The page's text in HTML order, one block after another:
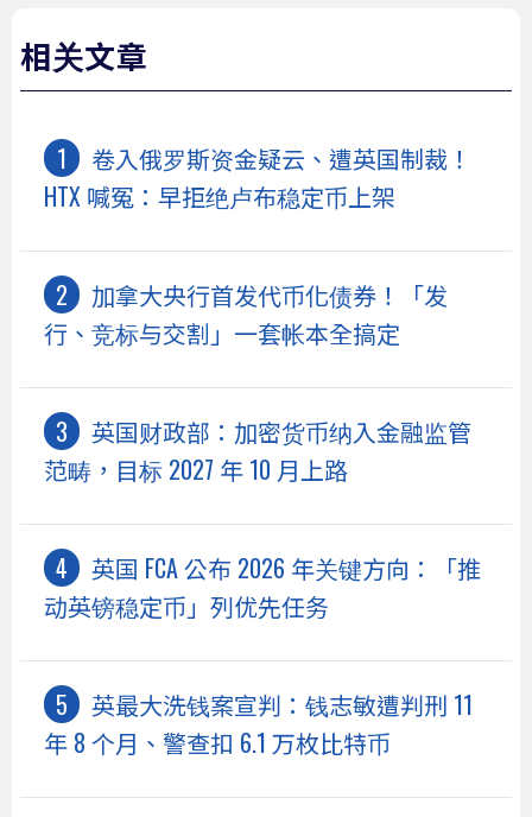
相关文章
卷入俄罗斯资金疑云、遭英国制裁！
HTX 喊冤：早拒绝卢布稳定币上架
加拿大央行首发代币化债券！「发
行、竞标与交割」一套帐本全搞定
英国财政部：加密货币纳入金融监管
范畴，目标 2027 年 10 月上路
英国 FCA 公布 2026 年关键方向：「推
动英镑稳定币」列优先任务
英最大洗钱案宣判：钱志敏遭判刑 11
年 8 个月、警查扣 6.1 万枚比特币